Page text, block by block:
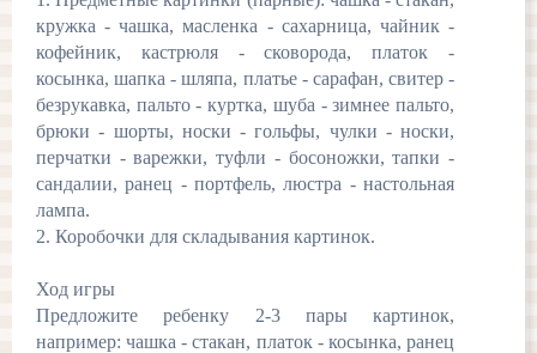
кружка - чашка, масленка - сахарница, чайник -
кофейник, кастрюля - сковорода, платок -
косынка, шапка - шляпа, платье - сарафан, свитер -
безрукавка, пальто - куртка, шуба - зимнее пальто,
брюки - шорты, носки - гольфы, чулки - носки,
перчатки - варежки, туфли - босоножки, тапки -
сандалии, ранец - портфель, люстра - настольная
лампа.
2. Коробочки для складывания картинок.
Ход игры
Предложите ребенку 2-3 пары картинок,
например: чашка - стакан, платок - косынка, ранец